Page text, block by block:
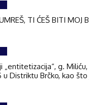
TI ĆEŠ BITI MOJ
„entitetizacija“, g.
u Distriktu Brčko, kao